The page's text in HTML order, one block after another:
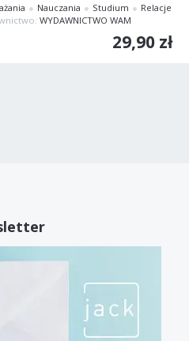
Nauczania Studium
Relacje
WYDAWNICTWO WAM
29,90 zł